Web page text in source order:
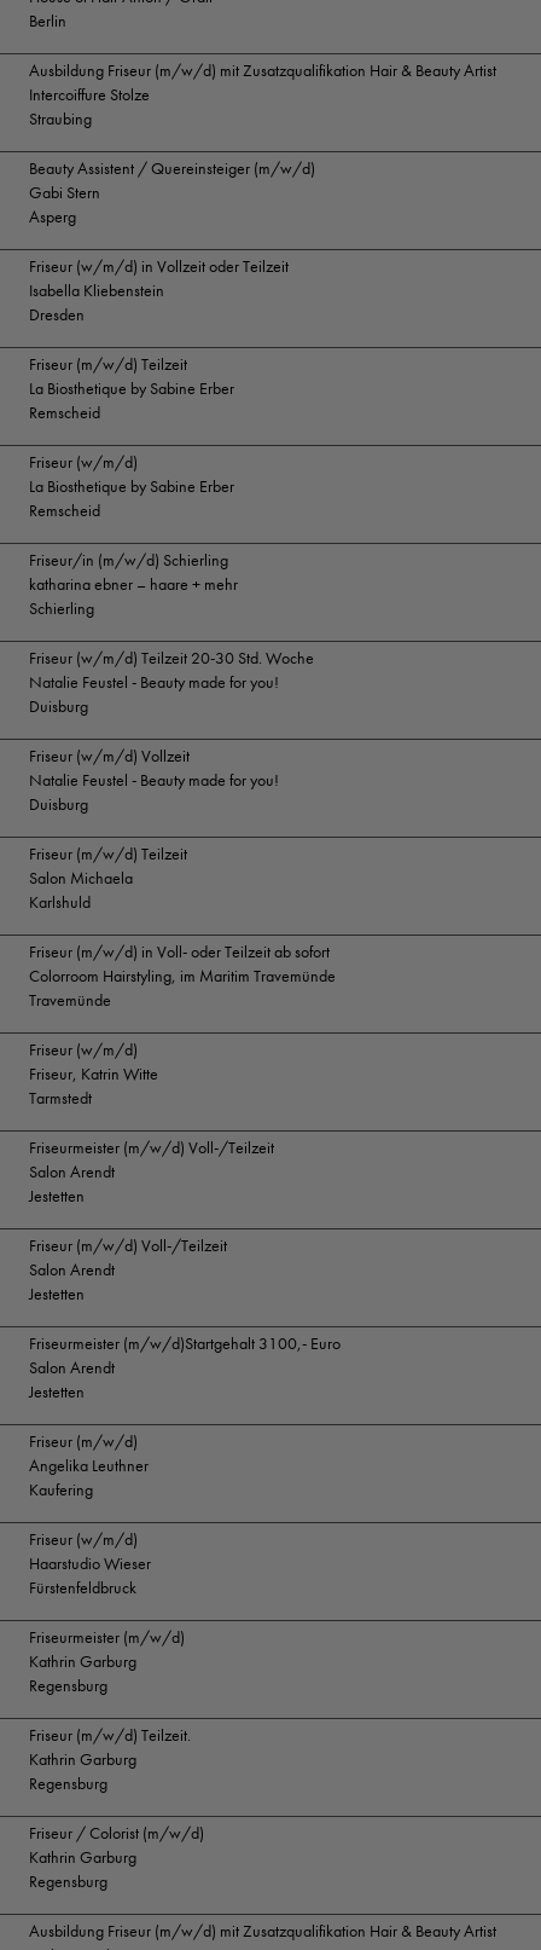
Berlin
Ausbildung Friseur (m/w/d) mit Zusatzqualifikation Hair & Beauty Artist
Intercoiffure Stolze
Straubing
Beauty Assistent / Quereinsteiger (m/w/d)
Gabi Stern
Asperg
Friseur (w/m/d) in Vollzeit oder Teilzeit
Isabella Kliebenstein
Dresden
Friseur (m/w/d) Teilzeit
La Biosthetique by Sabine Erber
Remscheid
Friseur (w/m/d)
La Biosthetique by Sabine Erber
Remscheid
Friseur/in (m/w/d) Schierling
katharina ebner – haare + mehr
Schierling
Friseur (w/m/d) Teilzeit 20-30 Std. Woche
Natalie Feustel - Beauty made for you!
Duisburg
Friseur (w/m/d) Vollzeit
Natalie Feustel - Beauty made for you!
Duisburg
Friseur (m/w/d) Teilzeit
Salon Michaela
Karlshuld
Friseur (m/w/d) in Voll- oder Teilzeit ab sofort
Colorroom Hairstyling, im Maritim Travemünde
Travemünde
Friseur (w/m/d)
Friseur, Katrin Witte
Tarmstedt
Friseurmeister (m/w/d) Voll-/Teilzeit
Salon Arendt
Jestetten
Friseur (m/w/d) Voll-/Teilzeit
Salon Arendt
Jestetten
Friseurmeister (m/w/d)Startgehalt 3100,- Euro
Salon Arendt
Jestetten
Friseur (m/w/d)
Angelika Leuthner
Kaufering
Friseur (w/m/d)
Haarstudio Wieser
Fürstenfeldbruck
Friseurmeister (m/w/d)
Kathrin Garburg
Regensburg
Friseur (m/w/d) Teilzeit.
Kathrin Garburg
Regensburg
Friseur / Colorist (m/w/d)
Kathrin Garburg
Regensburg
Ausbildung Friseur (m/w/d) mit Zusatzqualifikation Hair & Beauty Artist